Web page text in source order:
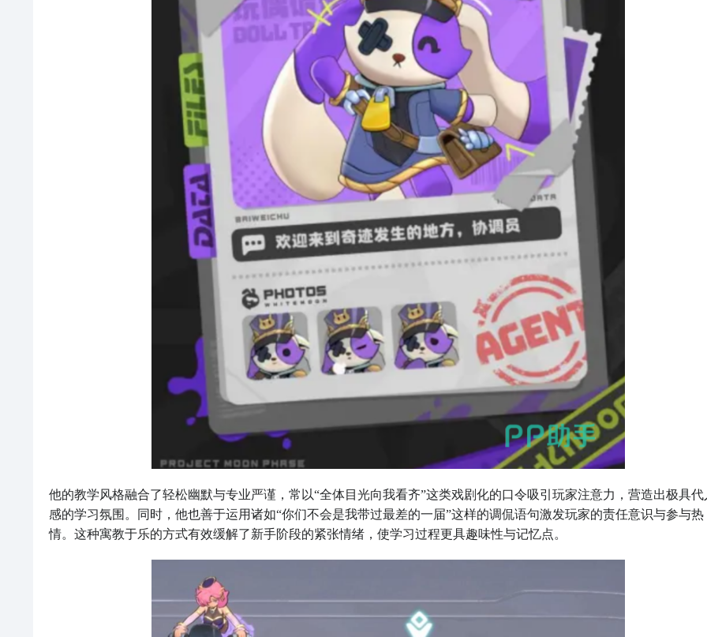
他的教学风格融合了轻松幽默与专业严谨，常以“全体目光向我看齐”这类戏剧化的口令吸引玩家注意力，营造出极具代
感的学习氛围。同时，他也善于运用诸如“你们不会是我带过最差的一届”这样的调侃语句激发玩家的责任意识与参与热
情。这种寓教于乐的方式有效缓解了新手阶段的紧张情绪，使学习过程更具趣味性与记忆点。